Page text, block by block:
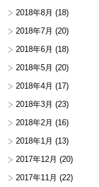
2018年8月 (18)
2018年7月 (20)
2018年6月 (18)
2018年5月 (20)
2018年4月 (17)
2018年3月 (23)
2018年2月 (16)
2018年1月 (13)
2017年12月 (20)
2017年11月 (22)